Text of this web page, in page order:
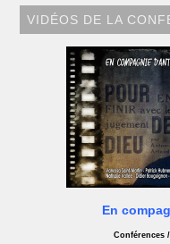
VIDÉOS DE LA
En
Conférences